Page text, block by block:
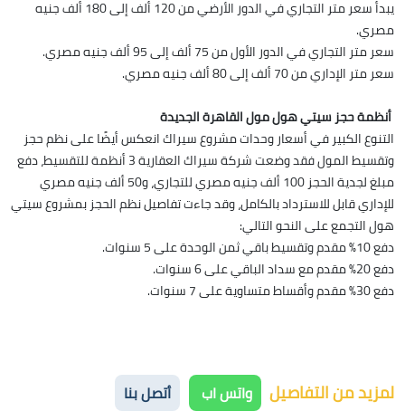
يبدأ سعر متر التجاري في الدور الأرضي من 120 ألف إلى 180 ألف جنيه
مصري.
سعر متر التجاري في الدور الأول من 75 ألف إلى 95 ألف جنيه مصري.
سعر متر الإداري من 70 ألف إلى 80 ألف جنيه مصري.
أنظمة حجز سيتي هول مول القاهرة الجديدة
التنوع الكبير في أسعار وحدات مشروع سيراك انعكس أيضًا على نظم حجز
وتقسيط المول فقد وضعت شركة سيراك العقارية 3 أنظمة للتقسيط، دفع
مبلغ لجدية الحجز 100 ألف جنيه مصري للتجاري، و50 ألف جنيه مصري
للإداري قابل للاسترداد بالكامل، وقد جاءت تفاصيل نظم الحجز بمشروع سيتي
هول التجمع على النحو التالي:
دفع 10% مقدم وتقسيط باقي ثمن الوحدة على 5 سنوات.
دفع 20% مقدم مع سداد الباقي على 6 سنوات.
دفع 30% مقدم وأقساط متساوية على 7 سنوات.
لمزيد من التفاصيل واتس اب أتصل بنا